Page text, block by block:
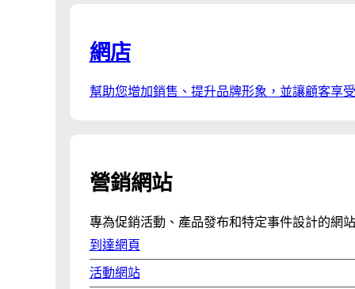
網店
幫助您增加銷售、提升品牌形象，並讓顧客享
營銷網站
專為促銷活動、產品發布和特定事件設計的網
到達網頁
活動網站